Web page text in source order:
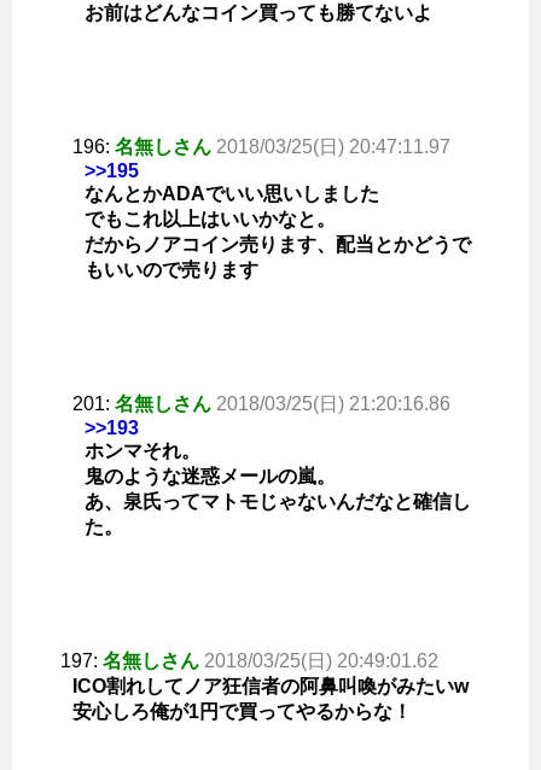
お前はどんなコイン買っても勝てないよ
196: 名無しさん 2018/03/25(日) 20:47:11.97
>>195
なんとかADAでいい思いしました
でもこれ以上はいいかなと。
だからノアコイン売ります、配当とかどうで
もいいので売ります
201: 名無しさん 2018/03/25(日) 21:20:16.86
>>193
ホンマそれ。
鬼のような迷惑メールの嵐。
あ、泉氏ってマトモじゃないんだなと確信し
た。
197: 名無しさん 2018/03/25(日) 20:49:01.62
ICO割れしてノア狂信者の阿鼻叫喚がみたいw
安心しろ俺が1円で買ってやるからな！